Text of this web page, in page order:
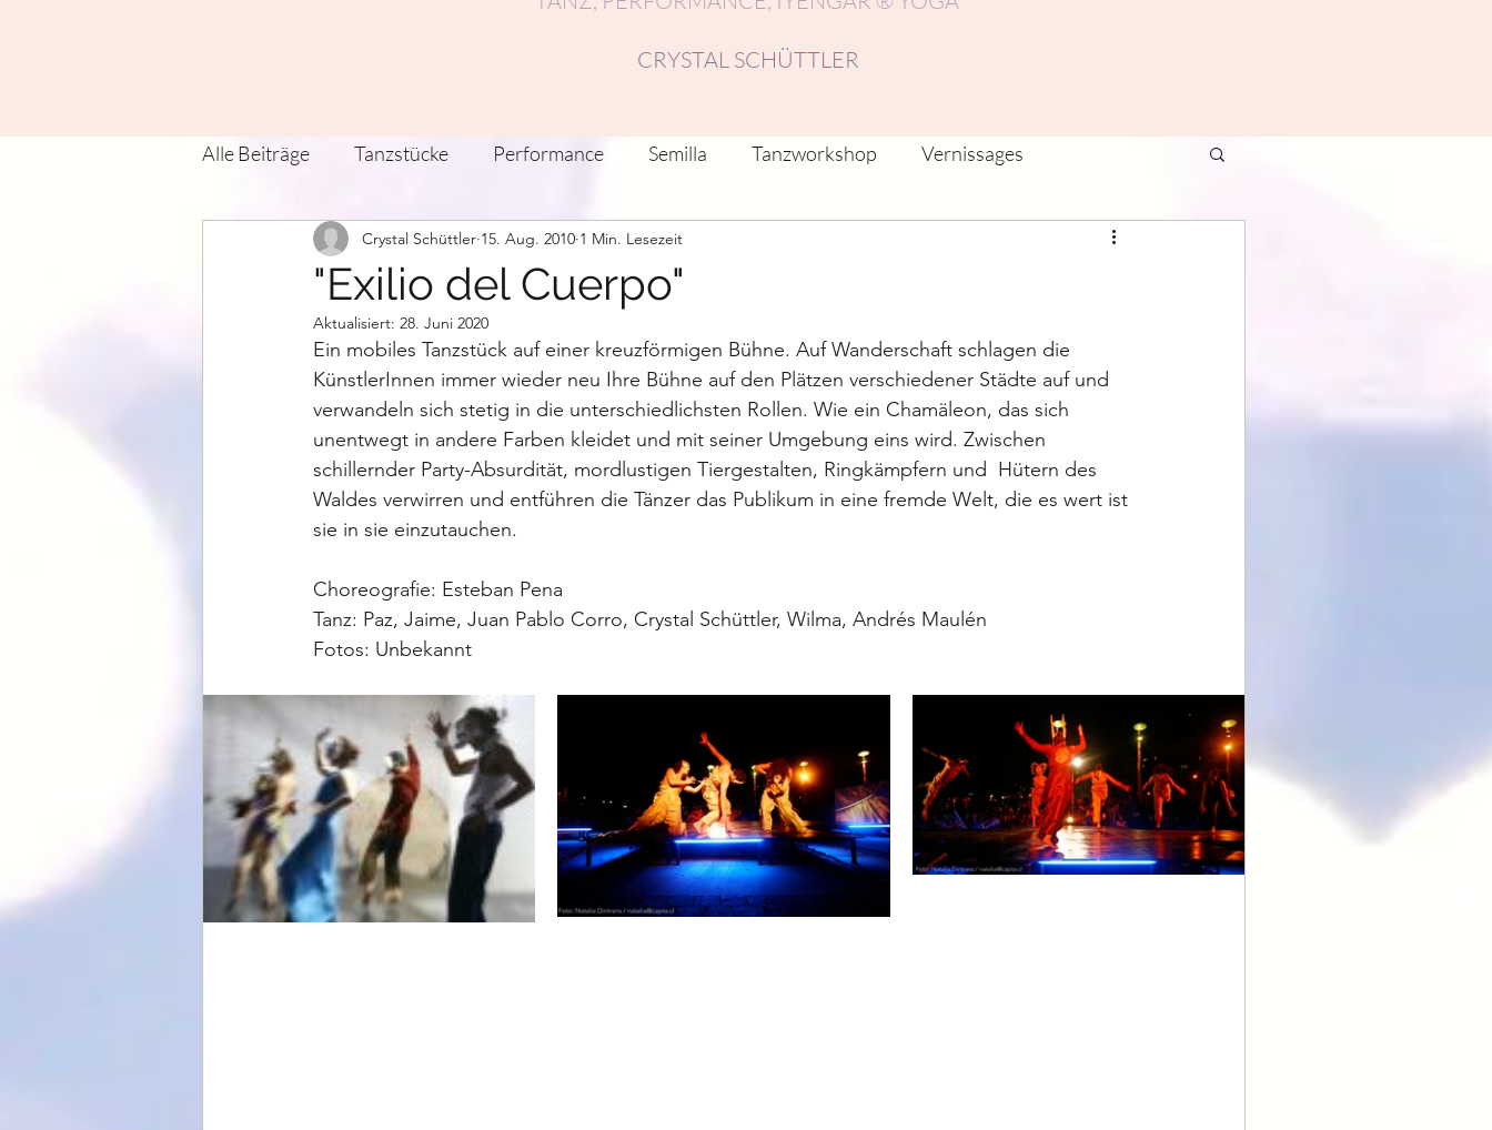
Alle Beiträge Tanzstücke Performance Semilla Tanzworkshop Vernissages
Zeit Tanz Land Verein Künstlerische Reflektionen/Beiträge Yoga
Contact Improvisation Tanz-Residenzen
"Exilio del Cuerpo"
Crystal Schüttler 15. Aug. 2010 1 Min. Lesezeit
Aktualisiert: 28. Juni 2020
Ein mobiles Tanzstück auf einer kreuzförmigen Bühne. Auf Wanderschaft schlagen die
KünstlerInnen immer wieder neu Ihre Bühne auf den Plätzen verschiedener Städte auf und
verwandeln sich stetig in die unterschiedlichsten Rollen. Wie ein Chamäleon, das sich
unentwegt in andere Farben kleidet und mit seiner Umgebung eins wird. Zwischen
schillernder Party-Absurdität, mordlustigen Tiergestalten, Ringkämpfern und  Hütern des
Waldes verwirren und entführen die Tänzer das Publikum in eine fremde Welt, die es wert ist
sie in sie einzutauchen.
Choreografie: Esteban Pena
Tanz: Paz, Jaime, Juan Pablo Corro, Crystal Schüttler, Wilma, Andrés Maulén
Fotos: Unbekannt
CRYSTAL SCHÜTTLER